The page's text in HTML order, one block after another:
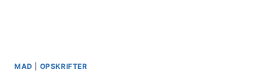
MAD OPSKRIFTER